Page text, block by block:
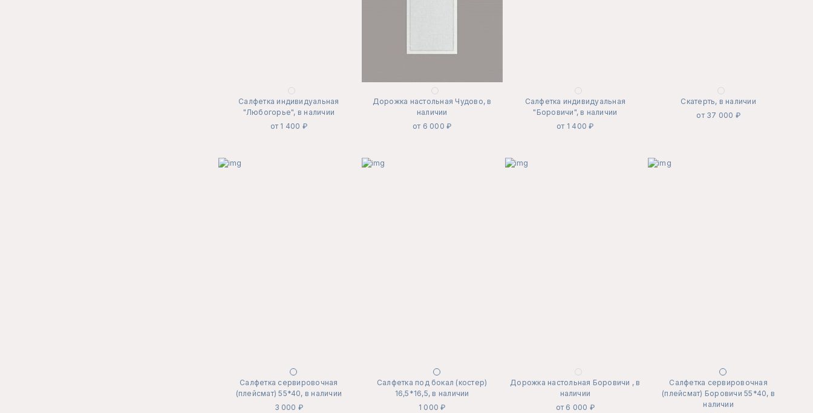
Салфетка индивидуальная
"Любогорье", в наличии
от 1 400 ₽
Дорожка настольная Чудово, в
наличии
от 6 000 ₽
Салфетка индивидуальная
"Боровичи", в наличии
от 1 400 ₽
Скатерть, в наличии
от 37 000 ₽
Салфетка сервировочная
(плейсмат) 55*40, в наличии
3 000 ₽
Салфетка под бокал (костер)
16,5*16,5, в наличии
1 000 ₽
Дорожка настольная Боровичи , в
наличии
от 6 000 ₽
Салфетка сервировочная
(плейсмат) Боровичи 55*40, в
наличии